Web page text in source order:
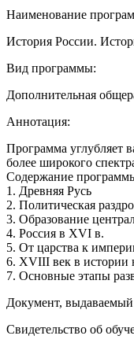
Наименование
История России.
Вид программы:
Дополнительная
Аннотация:
Программа углубляет
более широкого
Содержание
1. Древняя Русь
2. Политическая
3. Образование
4. Россия в XVI в.
5. От царства к
6. XVIII век в истории
7. Основные этапы
Документ,
Свидетельство об